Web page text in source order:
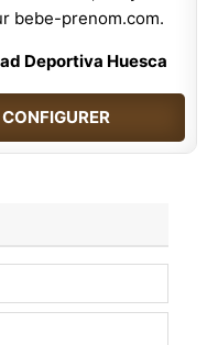
Deportiva Huesca
CONFIGURER